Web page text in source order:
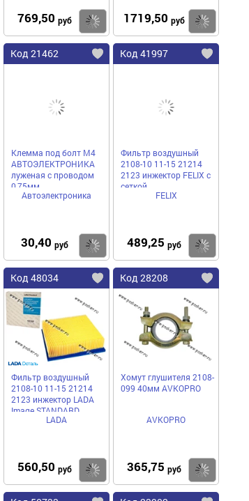
769,50 руб Купить
1719,50 руб
Код 21462
Клемма под болт М4
АВТОЭЛЕКТРОНИКА
луженая с проводом
0,75мм
Автоэлектроника
30,40 руб Купить
Код 41997
Фильтр воздушный
2108-10 11-15 21214
2123 инжектор FELIX с
сеткой
FELIX
489,25 руб
Код 48034
Фильтр воздушный
2108-10 11-15 21214
2123 инжектор LADA
Image STANDARD
LADA
560,50 руб Купить
Код 28208
Хомут глушителя 2108-
099 40мм AVKOPRO
AVKOPRO
365,75 руб